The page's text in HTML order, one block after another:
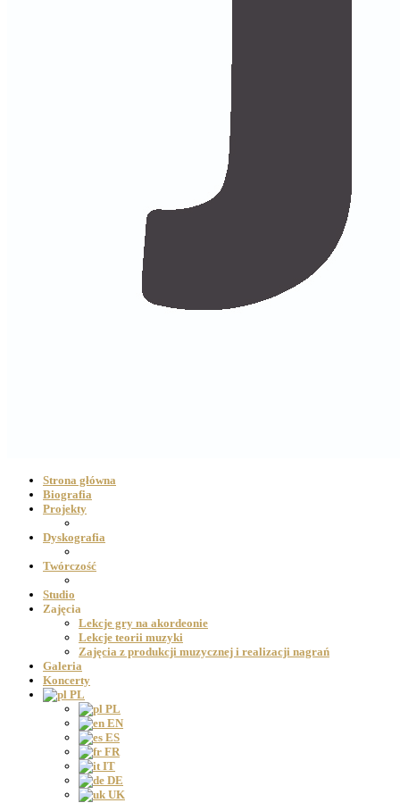
Strona główna
Biografia
Projekty
Dyskografia
Twórczość
Studio
Zajęcia
Lekcje gry na akordeonie
Lekcje teorii muzyki
Zajęcia z produkcji muzycznej i realizacji nagrań
Galeria
Koncerty
PL
PL
EN
ES
FR
IT
DE
UK